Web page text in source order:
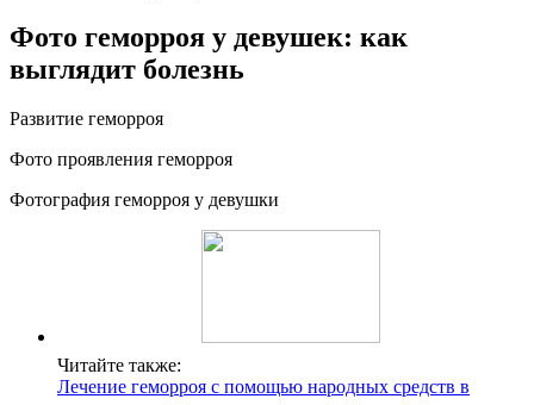
Фото геморроя у девушек: как
выглядит болезнь
Развитие геморроя
Фото проявления геморроя
Фотография геморроя у девушки
Читайте также:
Лечение геморроя с помощью народных средств в